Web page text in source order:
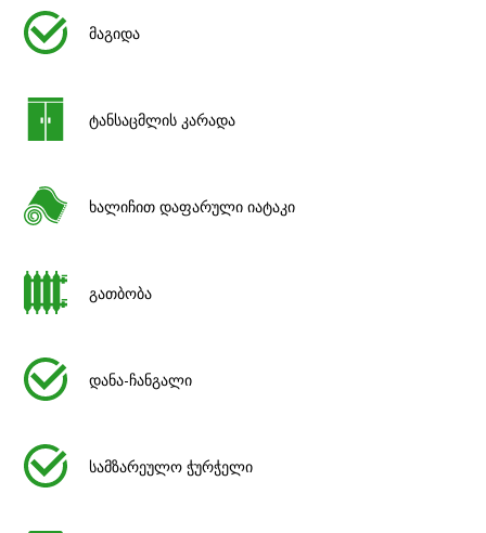
მაგიდა
ტანსაცმლის კარადა
ხალიჩით დაფარული იატაკი
გათბობა
დანა-ჩანგალი
სამზარეულო ჭურჭელი